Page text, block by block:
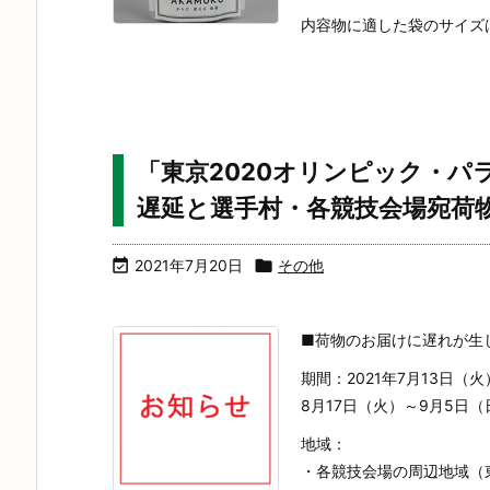
内容物に適した袋のサイ
「東京2020オリンピック・パ
遅延と選手村・各競技会場宛荷
 2021年7月20日  その他
■荷物のお届けに遅れが生
期間：2021年7月13日（
8月17日（火）～9月5日（
地域：
・各競技会場の周辺地域